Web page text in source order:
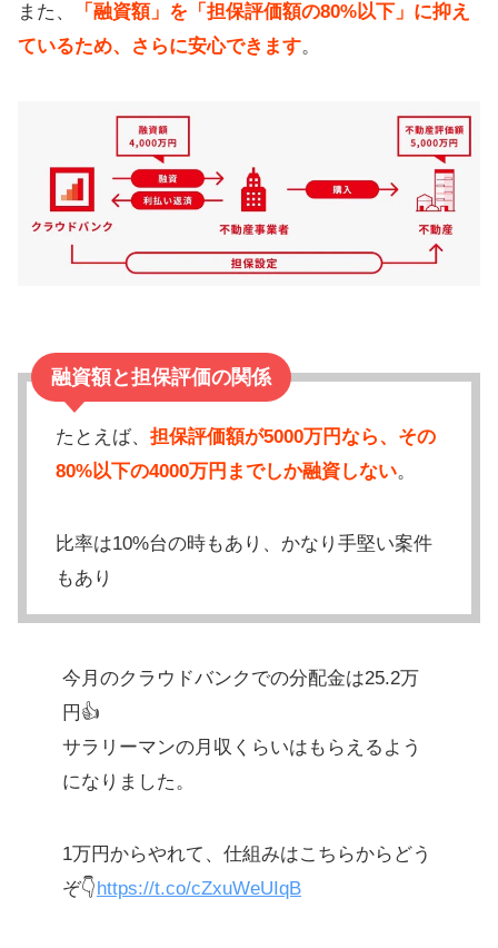
また、
「融資額」を「担保評価額の80%以下」に抑え
ているため、さらに安心できます。
融資額と担保評価の関係
たとえば、 担保評価額が5000万円なら、その
80%以下の4000万円までしか融資しない。
比率は10%台の時もあり、かなり手堅い案件
もあり
今月のクラウドバンクでの分配金は25.2万
円👍
サラリーマンの月収くらいはもらえるよう
になりました。
1万円からやれて、仕組みはこちらからどう
ぞ👇 https://t.co/cZxuWeUIqB